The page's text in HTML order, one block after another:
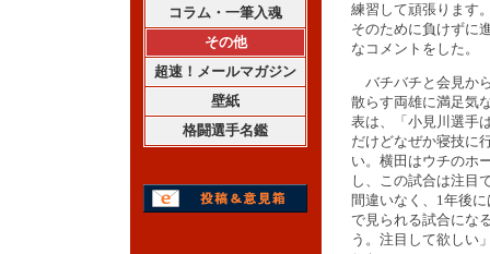
コラム・一筆入魂
その他
超速！メールマガジン
壁紙
格闘選手名鑑
練習して頑張ります
そのために負けずに
なコメントをした。
バチバチと会見か
散らす両雄に満足気
表は、「小見川選手
だけどなぜか寝技に
い。横田はウチのホ
し、この試合は注目
間違いなく、1年後
で見られる試合にな
う。注目して欲しい